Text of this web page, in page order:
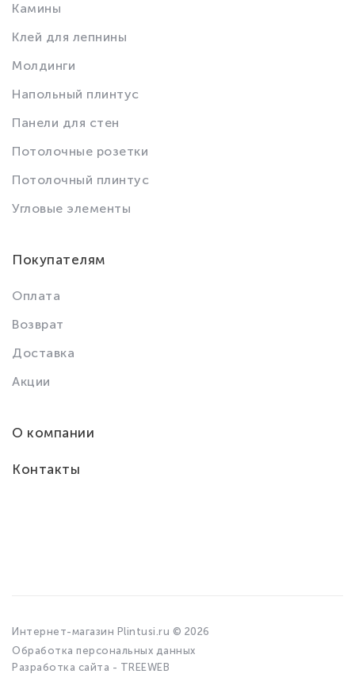
Камины
Клей для лепнины
Молдинги
Напольный плинтус
Панели для стен
Потолочные розетки
Потолочный плинтус
Угловые элементы
Покупателям
Оплата
Возврат
Доставка
Акции
О компании
Контакты
Интернет-магазин Plintusi.ru © 2026
Обработка персональных данных
Разработка сайта - TREEWEB